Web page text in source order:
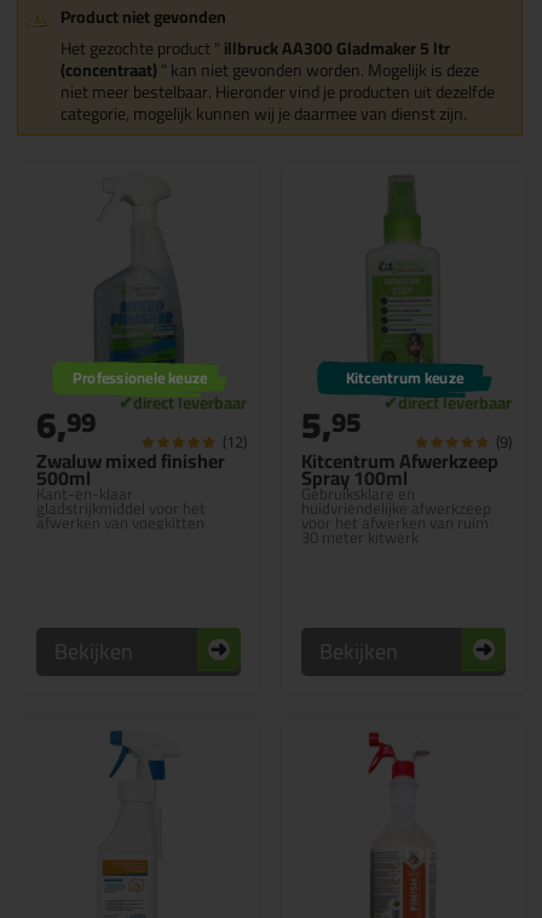
Product niet gevonden
Het gezochte product "illbruck AA300 Gladmaker 5 ltr
(concentraat)" kan niet gevonden worden. Mogelijk is deze
niet meer bestelbaar. Hieronder vind je producten uit dezelfde
categorie, mogelijk kunnen wij je daarmee van dienst zijn.
Zwaluw mixed finisher
500ml
Kant-en-klaar
gladstrijkmiddel voor het
afwerken van voegkitten
Professionele keuze
6,99 (12)
Bekijken
Kitcentrum Afwerkzeep
Spray 100ml
Gebruiksklare en
huidvriendelijke afwerkzeep
voor het afwerken van ruim
30 meter kitwerk
Kitcentrum keuze
5,95 (9)
Bekijken